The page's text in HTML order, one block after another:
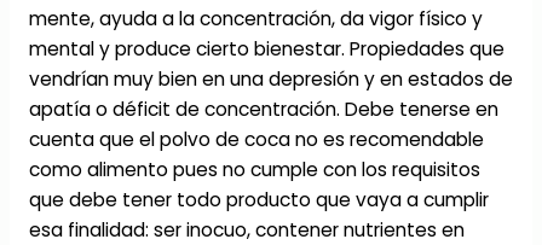
mente, ayuda a la concentración, da vigor físico y
mental y produce cierto bienestar. Propiedades que
vendrían muy bien en una depresión y en estados de
apatía o déficit de concentración. Debe tenerse en
cuenta que el polvo de coca no es recomendable
como alimento pues no cumple con los requisitos
que debe tener todo producto que vaya a cumplir
esa finalidad: ser inocuo, contener nutrientes en